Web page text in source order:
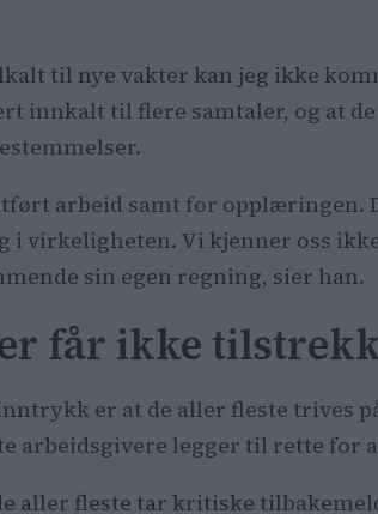
til nye vakter kan jeg ikke
innkalt til flere samtaler, og at
arbeid samt for opplæringen.
virkeligheten. Vi kjenner oss
sin egen regning, sier han.
får ikke
er at de aller fleste trives
arbeidsgivere legger til rette for
aller fleste tar kritiske